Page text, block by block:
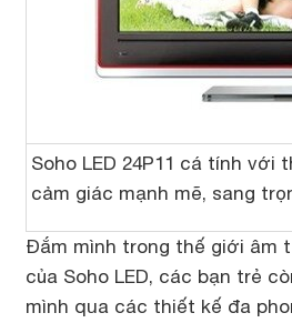
Soho LED 24P11 cá tính với
cảm giác mạnh mẽ, sang
Đắm mình trong thế giới âm
của Soho LED, các bạn trẻ
mình qua các thiết kế đa